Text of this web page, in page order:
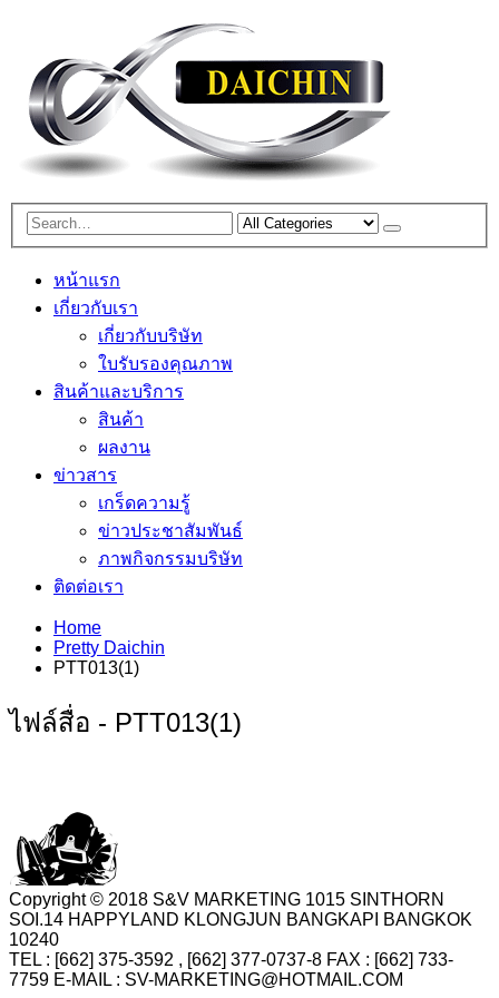
หน้าแรก
เกี่ยวกับเรา
เกี่ยวกับบริษัท
ใบรับรองคุณภาพ
สินค้าและบริการ
สินค้า
ผลงาน
ข่าวสาร
เกร็ดความรู้
ข่าวประชาสัมพันธ์
ภาพกิจกรรมบริษัท
ติดต่อเรา
Home
Pretty Daichin
PTT013(1)
ไฟล์สื่อ - PTT013(1)
Copyright © 2018 S&V MARKETING 1015 SINTHORN
SOI.14 HAPPYLAND KLONGJUN BANGKAPI BANGKOK
10240
TEL : [662] 375-3592 , [662] 377-0737-8 FAX : [662] 733-
7759 E-MAIL : SV-MARKETING@HOTMAIL.COM